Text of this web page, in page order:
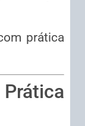
prática